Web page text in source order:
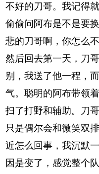
不好的刀哥。我记得
偷偷问阿布是不是要
悲的刀哥啊，你怎么
然后回去第一天，刀
别，我送了他一程，
气。聪明的阿布带领
扫了打野和辅助。刀
只是偶尔会和微笑双
近怎么回事，我沉默
因是变了，感觉整个